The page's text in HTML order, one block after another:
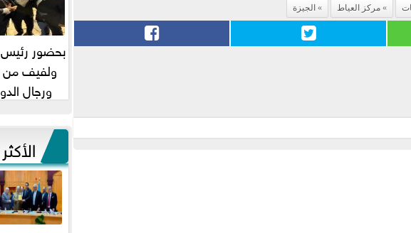
مركز العياط الجيزة
بحضور رئيس
ولفيف من
ورجال